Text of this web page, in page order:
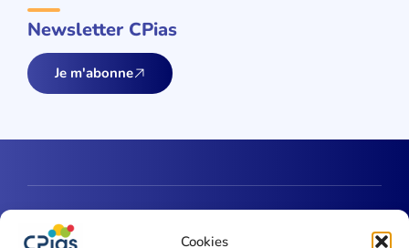
Cookies
Newsletter CPias
Je m'abonne
Une question ?